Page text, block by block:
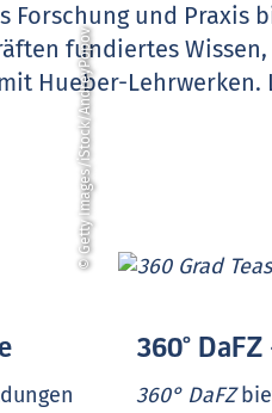
Forschung und Praxis
fundiertes
Hueber-Lehrwerken.
© Getty Images/iStock/AndreyPopov
360°
360° DaFZ